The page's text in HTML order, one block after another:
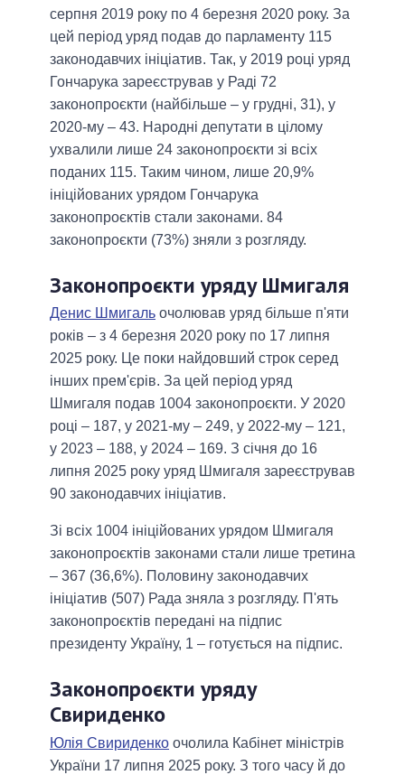
серпня 2019 року по 4 березня 2020 року. За
цей період уряд подав до парламенту 115
законодавчих ініціатив. Так, у 2019 році уряд
Гончарука зареєстрував у Раді 72
законопроєкти (найбільше – у грудні, 31), у
2020-му – 43. Народні депутати в цілому
ухвалили лише 24 законопроєкти зі всіх
поданих 115. Таким чином, лише 20,9%
ініційованих урядом Гончарука
законопроєктів стали законами. 84
законопроєкти (73%) зняли з розгляду.
Законопроєкти уряду Шмигаля
Денис Шмигаль очолював уряд більше п'яти
років – з 4 березня 2020 року по 17 липня
2025 року. Це поки найдовший строк серед
інших прем'єрів. За цей період уряд
Шмигаля подав 1004 законопроєкти. У 2020
році – 187, у 2021-му – 249, у 2022-му – 121,
у 2023 – 188, у 2024 – 169. З січня до 16
липня 2025 року уряд Шмигаля зареєстрував
90 законодавчих ініціатив.
Зі всіх 1004 ініційованих урядом Шмигаля
законопроєктів законами стали лише третина
– 367 (36,6%). Половину законодавчих
ініціатив (507) Рада зняла з розгляду. П'ять
законопроєктів передані на підпис
президенту Україну, 1 – готується на підпис.
Законопроєкти уряду
Свириденко
Юлія Свириденко очолила Кабінет міністрів
України 17 липня 2025 року. З того часу й до